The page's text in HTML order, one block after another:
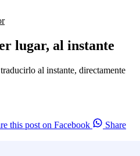
lugar, al instante
al instante, directamente
this post on Facebook
Share